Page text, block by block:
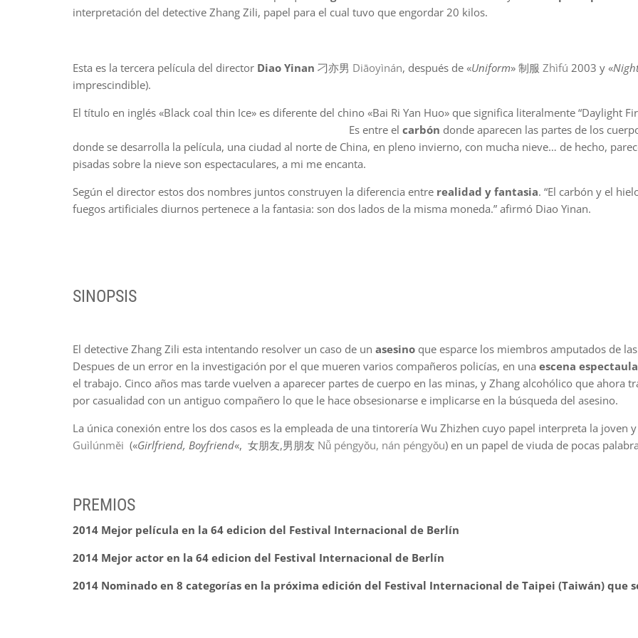
interpretación del detective Zhang Zili, papel para el cual tuvo que engordar 20 kilos.
Esta es la tercera película del director Diao Yinan 刁亦男 Diāoyìnán, después de «Uniform» 制服 Zhìfú 2003 y «
imprescindible).
El título en inglés «Black coal thin Ice» es diferente del chino «Bai Ri Yan Huo» que significa literalmente
Es entre el carbón donde aparecen las partes de los
donde se desarrolla la película, una ciudad al norte de China, en pleno invierno, con mucha nieve… de hecho,
pisadas sobre la nieve son espectaculares, a mi me encanta.
Según el director estos dos nombres juntos construyen la diferencia entre realidad y fantasia. “El carbón y el
fuegos artificiales diurnos pertenece a la fantasia: son dos lados de la misma moneda.” afirmó Diao Yinan.
SINOPSIS
El detective Zhang Zili esta intentando resolver un caso de un asesino que esparce los miembros amputados de
Despues de un error en la investigación por el que mueren varios compañeros policías, en una escena
el trabajo. Cinco años mas tarde vuelven a aparecer partes de cuerpo en las minas, y Zhang alcohólico que ahora
por casualidad con un antiguo compañero lo que le hace obsesionarse e implicarse en la búsqueda del asesino.
La única conexión entre los dos casos es la empleada de una tintorería Wu Zhizhen cuyo papel interpreta la joven
Guìlúnměi («Girlfriend, Boyfriend«, 女朋友,男朋友 Nǚ péngyǒu, nán péngyǒu) en un papel de viuda de pocas
PREMIOS
2014 Mejor película en la 64 edicion del Festival Internacional de Berlín
2014 Mejor actor en la 64 edicion del Festival Internacional de Berlín
2014 Nominado en 8 categorías en la próxima edición del Festival Internacional de Taipei (Taiwán) que